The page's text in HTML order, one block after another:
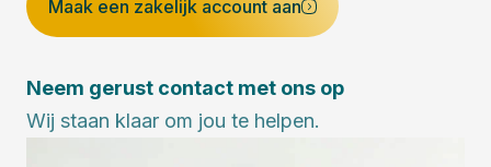
Maak een zakelijk account aan
Neem gerust contact met ons op
Wij staan klaar om jou te helpen.